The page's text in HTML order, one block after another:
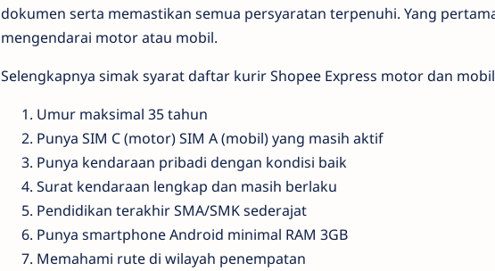
dokumen serta memastikan semua persyaratan terpenuhi. Yang
mengendarai motor atau mobil.
Selengkapnya simak syarat daftar kurir Shopee Express motor dan
Umur maksimal 35 tahun
Punya SIM C (motor) SIM A (mobil) yang masih aktif
Punya kendaraan pribadi dengan kondisi baik
Surat kendaraan lengkap dan masih berlaku
Pendidikan terakhir SMA/SMK sederajat
Punya smartphone Android minimal RAM 3GB
Memahami rute di wilayah penempatan